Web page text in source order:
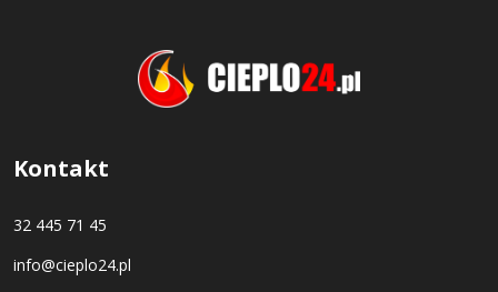
Kontakt
32 445 71 45
info@cieplo24.pl